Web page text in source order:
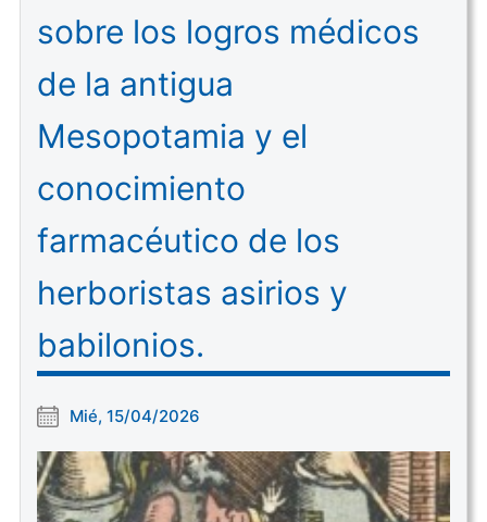
sobre los logros médicos
de la antigua
Mesopotamia y el
conocimiento
farmacéutico de los
herboristas asirios y
babilonios.
Mié, 15/04/2026